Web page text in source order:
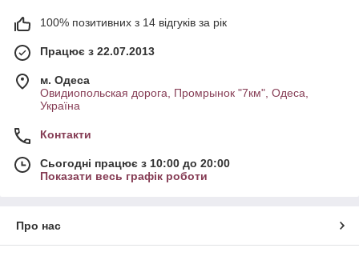
100% позитивних з 14 відгуків за рік
Працює з 22.07.2013
м. Одеса
Овидиопольская дорога, Промрынок "7км", Одеса,
Україна
Контакти
Сьогодні працює з 10:00 до 20:00
Показати весь графік роботи
Про нас